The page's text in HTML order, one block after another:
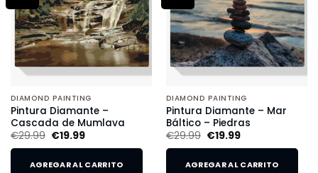
DIAMOND PAINTING
Pintura Diamante –
Cascada de Mumlava
€29.99 €19.99
AGREGAR AL CARRITO
DIAMOND PAINTING
Pintura Diamante – Mar
Báltico – Piedras
€29.99 €19.99
AGREGAR AL CARRITO